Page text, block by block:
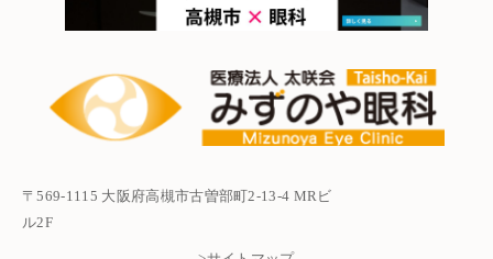
〒569-1115 大阪府高槻市古曽部町2-13-4 MRビ
ル2F